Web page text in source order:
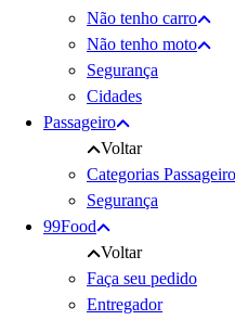
Não tenho carro
Não tenho moto
Segurança
Cidades
Passageiro
Voltar
Categorias Passageiro
Segurança
99Food
Voltar
Faça seu pedido
Entregador